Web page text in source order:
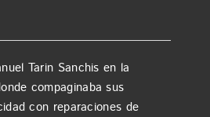
Tarin Sanchis en la
compaginaba sus
con reparaciones de